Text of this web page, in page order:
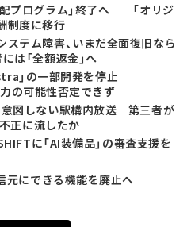
プログラム」終了へ──「オリジ
制度に移行
ステム障害、いまだ全面復旧なら
は「全額返金」へ
」の一部開発を停止
の可能性否定できず
意図しない駅構内放送 第三者が
正に流したか
に「AI装備品」の審査支援を
元にできる機能を廃止へ